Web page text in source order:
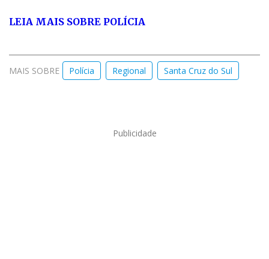
LEIA MAIS SOBRE POLÍCIA
MAIS SOBRE Polícia Regional Santa Cruz do Sul
Publicidade